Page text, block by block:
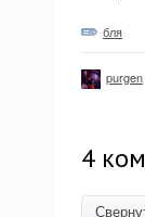
бля
purgen
4